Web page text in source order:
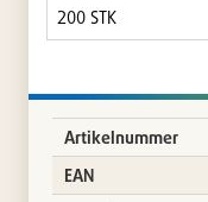
Artikelnummer
EAN